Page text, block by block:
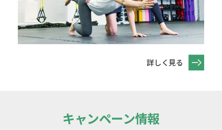
詳しく見る
キャンペーン情報